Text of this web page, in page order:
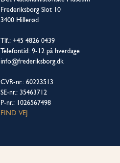
Frederiksborg Slot 10
3400 Hillerød
Tlf.: +45 4826 0439
Telefontid: 9-12 på hverdage
info@frederiksborg.dk
CVR-nr.: 60223513
SE-nr.: 35463712
P-nr.: 1026567498
FIND VEJ